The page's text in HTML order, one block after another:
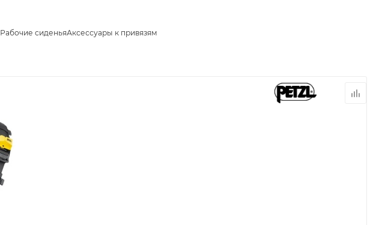
Рабочие сиденьяАксессуары к привязям